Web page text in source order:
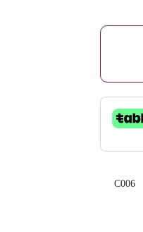
C006